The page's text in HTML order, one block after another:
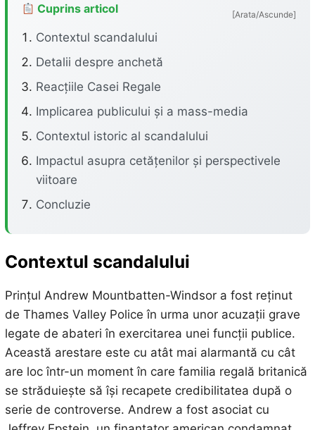
Cuprins articol [Arata/Ascunde]
Contextul scandalului
Detalii despre anchetă
Reacțiile Casei Regale
Implicarea publicului și a mass-media
Contextul istoric al scandalului
Impactul asupra cetățenilor și perspectivele
viitoare
Concluzie
Contextul scandalului
Prințul Andrew Mountbatten-Windsor a fost reținut
de Thames Valley Police în urma unor acuzații grave
legate de abateri în exercitarea unei funcții publice.
Această arestare este cu atât mai alarmantă cu cât
are loc într-un moment în care familia regală britanică
se străduiește să își recapete credibilitatea după o
serie de controverse. Andrew a fost asociat cu